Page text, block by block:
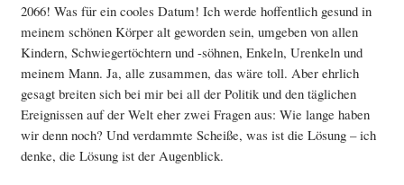
2066! Was für ein cooles Datum! Ich werde hoffentlich gesund in
meinem schönen Körper alt geworden sein, umgeben von allen
Kindern, Schwiegertöchtern und -söhnen, Enkeln, Urenkeln und
meinem Mann. Ja, alle zusammen, das wäre toll. Aber ehrlich
gesagt breiten sich bei mir bei all der Politik und den täglichen
Ereignissen auf der Welt eher zwei Fragen aus: Wie lange haben
wir denn noch? Und verdammte Scheiße, was ist die Lösung – ich
denke, die Lösung ist der Augenblick.